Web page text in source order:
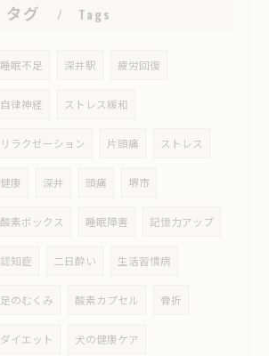
タグ Tags
睡眠不足 深井駅 疲労回復
自律神経 ストレス緩和
リラクゼーション 片頭痛 ストレス
健康 深井 頭痛 堺市
酸素ボックス 睡眠障害 記憶力アップ
認知症 二日酔い 生活習慣病
足のむくみ 酸素カプセル 骨折
ダイエット 犬の健康ケア